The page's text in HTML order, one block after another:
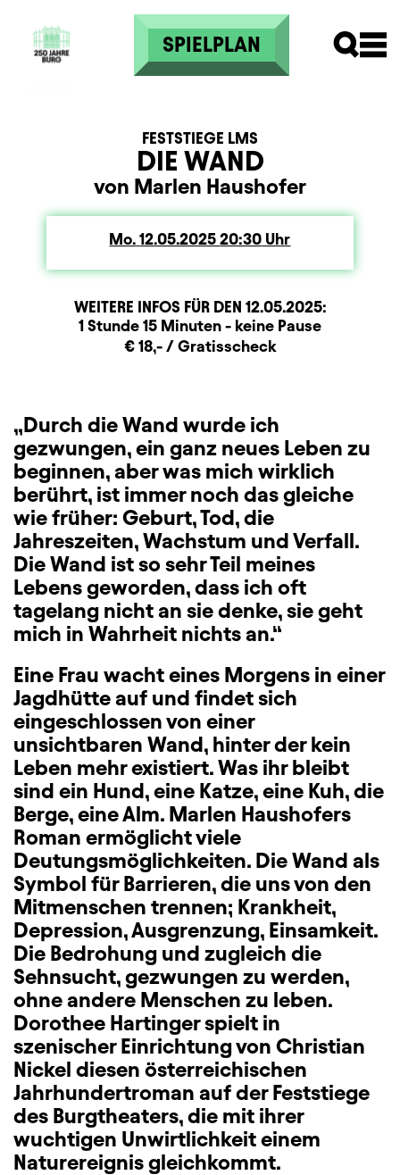
Direkt zum Inhalt
SPIELPLAN
DIE WAND
FESTSTIEGE LMS
von Marlen Haushofer
Mo. Montag
12.05.202520:30 Uhr
WEITERE INFOS FÜR DEN 12.05.2025:
BeschreibungInformation
Dauer und Pausen
1 Stunde 15 Minuten - keine Pause
Zusatzinformation€ 18,- / Gratisscheck
„Durch die Wand wurde ich
gezwungen, ein ganz neues Leben zu
beginnen, aber was mich wirklich
berührt, ist immer noch das gleiche
wie früher: Geburt, Tod, die
Jahreszeiten, Wachstum und Verfall.
Die Wand ist so sehr Teil meines
Lebens geworden, dass ich oft
tagelang nicht an sie denke, sie geht
mich in Wahrheit nichts an.“
Eine Frau wacht eines Morgens in einer
Jagdhütte auf und findet sich
eingeschlossen von einer
unsichtbaren Wand, hinter der kein
Leben mehr existiert. Was ihr bleibt
sind ein Hund, eine Katze, eine Kuh, die
Berge, eine Alm. Marlen Haushofers
Roman ermöglicht viele
Deutungsmöglichkeiten. Die Wand als
Symbol für Barrieren, die uns von den
Mitmenschen trennen; Krankheit,
Depression, Ausgrenzung, Einsamkeit.
Die Bedrohung und zugleich die
Sehnsucht, gezwungen zu werden,
ohne andere Menschen zu leben.
Dorothee Hartinger spielt in
szenischer Einrichtung von Christian
Nickel diesen österreichischen
Jahrhundertroman auf der Feststiege
des Burgtheaters, die mit ihrer
wuchtigen Unwirtlichkeit einem
Naturereignis gleichkommt.